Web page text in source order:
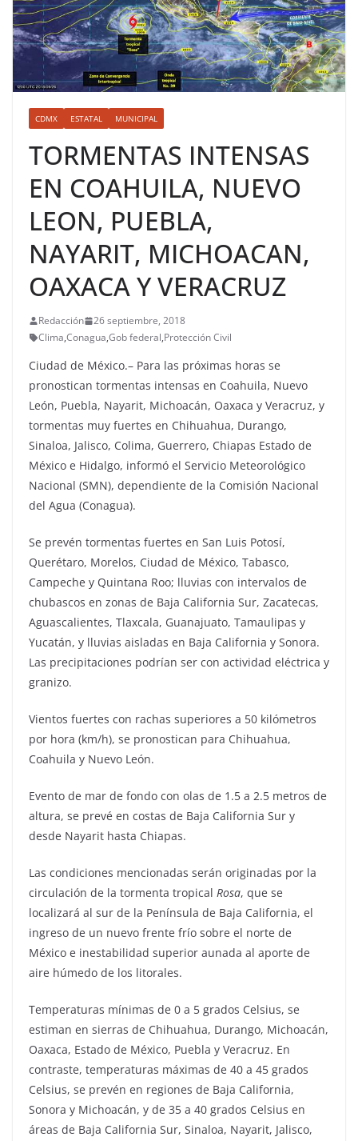
CDMX ESTATAL MUNICIPAL
TORMENTAS INTENSAS
EN COAHUILA, NUEVO
LEON, PUEBLA,
NAYARIT, MICHOACAN,
OAXACA Y VERACRUZ
Redacción
26 septiembre, 2018
Clima,Conagua,Gob federal,Protección Civil
Ciudad de México.– Para las próximas horas se
pronostican tormentas intensas en Coahuila, Nuevo
León, Puebla, Nayarit, Michoacán, Oaxaca y Veracruz, y
tormentas muy fuertes en Chihuahua, Durango,
Sinaloa, Jalisco, Colima, Guerrero, Chiapas Estado de
México e Hidalgo, informó el Servicio Meteorológico
Nacional (SMN), dependiente de la Comisión Nacional
del Agua (Conagua).
Se prevén tormentas fuertes en San Luis Potosí,
Querétaro, Morelos, Ciudad de México, Tabasco,
Campeche y Quintana Roo; lluvias con intervalos de
chubascos en zonas de Baja California Sur, Zacatecas,
Aguascalientes, Tlaxcala, Guanajuato, Tamaulipas y
Yucatán, y lluvias aisladas en Baja California y Sonora.
Las precipitaciones podrían ser con actividad eléctrica y
granizo.
Vientos fuertes con rachas superiores a 50 kilómetros
por hora (km/h), se pronostican para Chihuahua,
Coahuila y Nuevo León.
Evento de mar de fondo con olas de 1.5 a 2.5 metros de
altura, se prevé en costas de Baja California Sur y
desde Nayarit hasta Chiapas.
Las condiciones mencionadas serán originadas por la
circulación de la tormenta tropical Rosa, que se
localizará al sur de la Península de Baja California, el
ingreso de un nuevo frente frío sobre el norte de
México e inestabilidad superior aunada al aporte de
aire húmedo de los litorales.
Temperaturas mínimas de 0 a 5 grados Celsius, se
estiman en sierras de Chihuahua, Durango, Michoacán,
Oaxaca, Estado de México, Puebla y Veracruz. En
contraste, temperaturas máximas de 40 a 45 grados
Celsius, se prevén en regiones de Baja California,
Sonora y Michoacán, y de 35 a 40 grados Celsius en
áreas de Baja California Sur, Sinaloa, Nayarit, Jalisco,